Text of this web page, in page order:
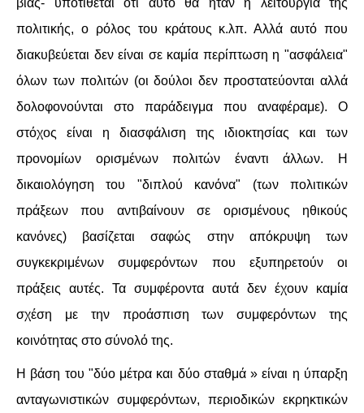
βίας- υποτίθεται ότι αυτό θα ήταν η λειτουργία της
πολιτικής, ο ρόλος του κράτους κ.λπ. Αλλά αυτό που
διακυβεύεται δεν είναι σε καμία περίπτωση η "ασφάλεια"
όλων των πολιτών (οι δούλοι δεν προστατεύονται αλλά
δολοφονούνται στο παράδειγμα που αναφέραμε). Ο
στόχος είναι η διασφάλιση της ιδιοκτησίας και των
προνομίων ορισμένων πολιτών έναντι άλλων. Η
δικαιολόγηση του "διπλού κανόνα" (των πολιτικών
πράξεων που αντιβαίνουν σε ορισμένους ηθικούς
κανόνες) βασίζεται σαφώς στην απόκρυψη των
συγκεκριμένων συμφερόντων που εξυπηρετούν οι
πράξεις αυτές. Τα συμφέροντα αυτά δεν έχουν καμία
σχέση με την προάσπιση των συμφερόντων της
κοινότητας στο σύνολό της.
Η βάση του "δύο μέτρα και δύο σταθμά » είναι η ύπαρξη
ανταγωνιστικών συμφερόντων, περιοδικών εκρηκτικών